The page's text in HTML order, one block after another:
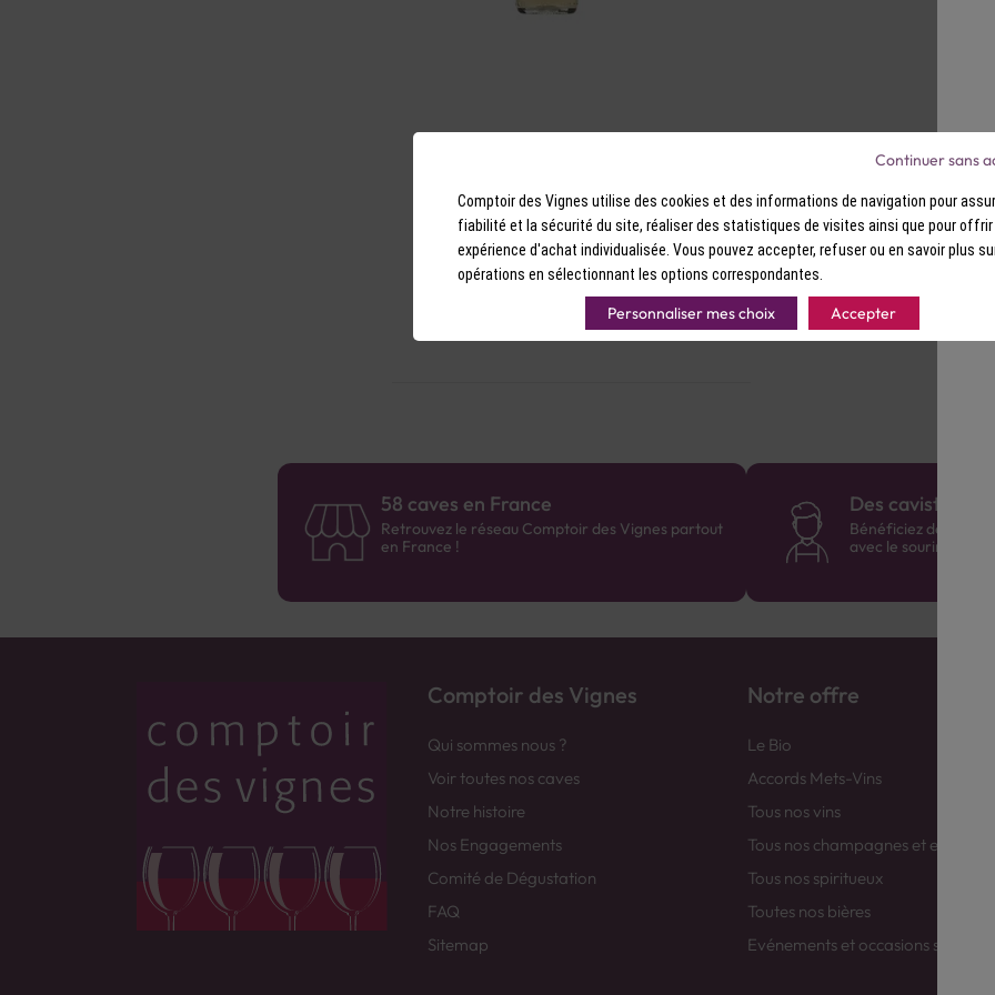
Tonic Three Cents Ananas
Grèce | Tonic
58 caves en France
Retrouvez le réseau Comptoir des Vignes partout
en France !
Des cavistes à
Bénéficiez de
avec le sourire :)
Comptoir des Vignes
Qui sommes nous ?
Voir toutes nos caves
Notre histoire
Nos Engagements
Comité de Dégustation
FAQ
Sitemap
Notre offre
Le Bio
Accords Mets-Vins
Tous nos vins
Tous nos champagnes et
Tous nos spiritueux
Toutes nos bières
Evénements et occasions spéciales
Comptoir des Vignes utilise des cookies et des informations de navigation pour
fiabilité et la sécurité du site, réaliser des statistiques de visites ainsi que pour offrir
expérience d'achat individualisée. Vous pouvez accepter, refuser ou en savoir plus
opérations en sélectionnant les options correspondantes.
Personnaliser mes choix Accepter
Continuer sans